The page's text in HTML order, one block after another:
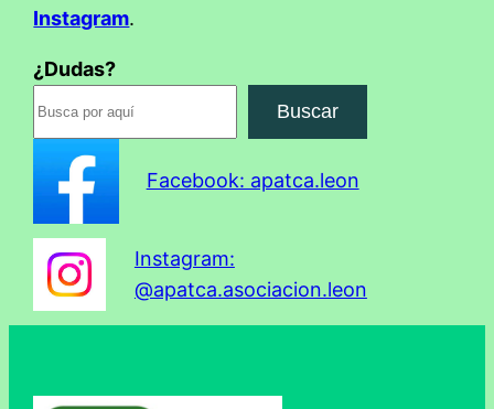
Instagram.
¿Dudas?
Buscar
Facebook: apatca.leon
Instagram:
@apatca.asociacion.leon